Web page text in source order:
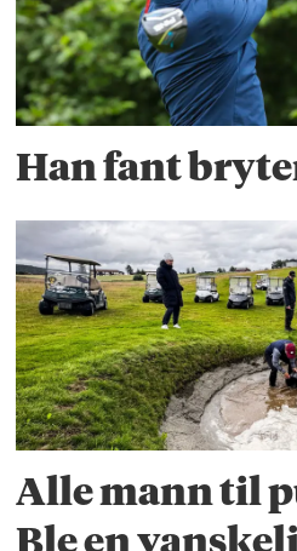
Han fant
Alle mann til
Ble en